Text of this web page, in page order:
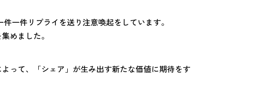
一件リプライを送り注意喚起をしています。
めました。
って、「シェア」が生み出す新たな価値に期待をす